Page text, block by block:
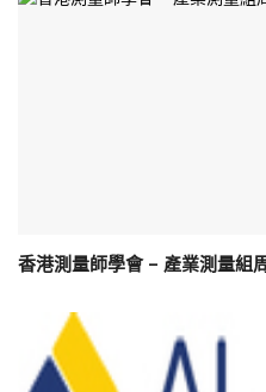
香港測量師學會 – 產業測量組